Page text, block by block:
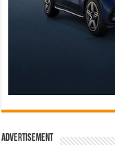
Advertisement